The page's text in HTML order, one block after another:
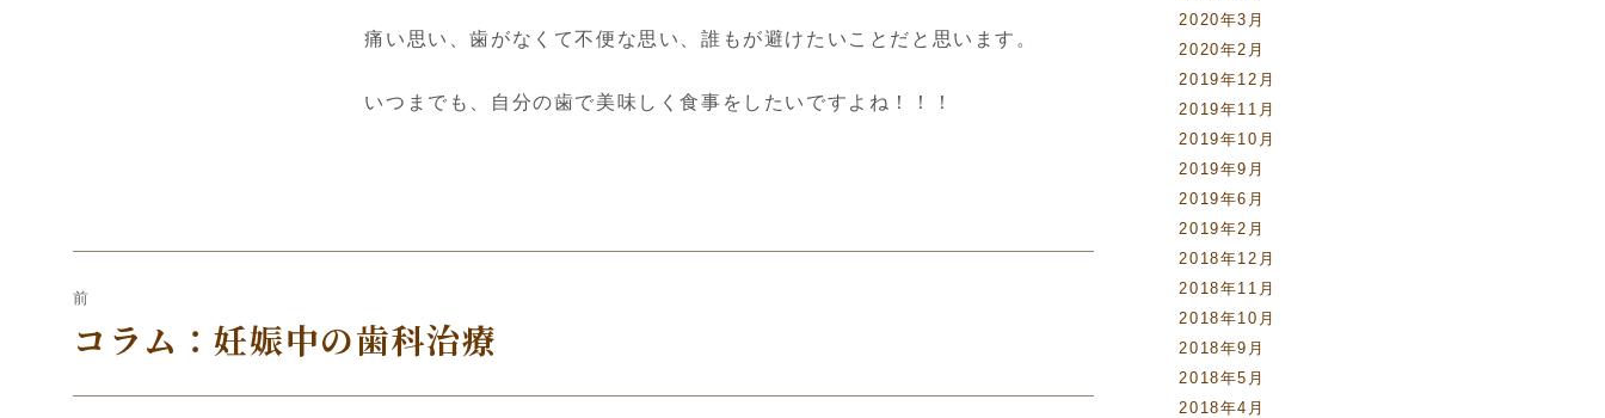
痛い思い、歯がなくて不便な思い、誰もが避けたいことだと思います。
いつまでも、自分の歯で美味しく食事をしたいですよね！！！
前
前
投
コラム：妊娠中の歯科治療
2020年3月
2020年2月
2019年12月
2019年11月
2019年10月
2019年9月
2019年6月
2019年2月
2018年12月
2018年11月
2018年10月
2018年9月
2018年5月
2018年4月